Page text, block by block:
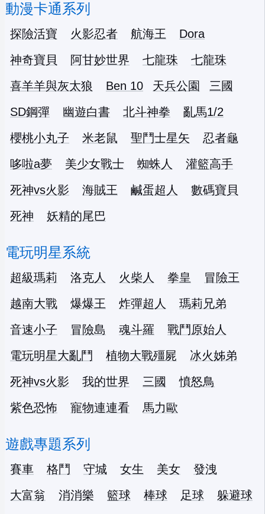
動漫卡通系列
探險活寶 火影忍者 航海王
Dora
神奇寶貝
阿甘妙世界 七龍珠
七龍珠
喜羊羊與灰太狼
Ben 10 天兵公園
三國
SD鋼彈
幽遊白書 北斗神拳
亂馬1/2
櫻桃小丸子
米老鼠 聖鬥士星矢
忍者龜
哆啦a夢
美少女戰士 蜘蛛人
灌籃高手
死神vs火影
海賊王 鹹蛋超人
數碼寶貝
死神
妖精的尾巴
電玩明星系統
超級瑪莉 洛克人 火柴人 拳皇
冒險王
越南大戰
爆爆王 炸彈超人
瑪莉兄弟
音速小子
冒險島 魂斗羅
戰鬥原始人
電玩明星大亂鬥
植物大戰殭屍
冰火姊弟
死神vs火影
我的世界 三國
憤怒鳥
紫色恐怖
寵物連連看 馬力歐
遊戲專題系列
賽車 格鬥 守城 女生 美女
發洩
大富翁
消消樂 籃球 棒球 足球
躲避球